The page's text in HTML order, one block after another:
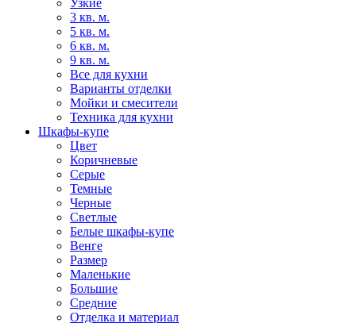
Узкие
3 кв. м.
5 кв. м.
6 кв. м.
9 кв. м.
Все для кухни
Варианты отделки
Мойки и смесители
Техника для кухни
Шкафы-купе
Цвет
Коричневые
Серые
Темные
Черные
Светлые
Белые шкафы-купе
Венге
Размер
Маленькие
Большие
Средние
Отделка и материал